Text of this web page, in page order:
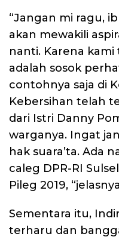
“Jangan mi ragu,
akan mewakili
nanti. Karena
adalah sosok
contohnya saja di
Kebersihan telah
dari Istri Danny
warganya. Ingat
hak suara’ta. Ada
caleg DPR-RI
Pileg 2019,
Sementara itu,
terharu dan